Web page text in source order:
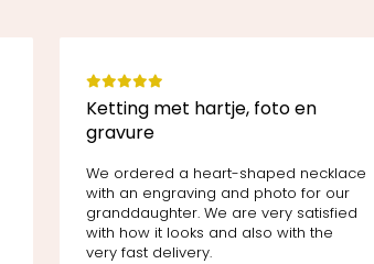
Ketting met hartje, foto en
gravure
We ordered a heart-shaped necklace
with an engraving and photo for our
granddaughter. We are very satisfied
with how it looks and also with the
very fast delivery.